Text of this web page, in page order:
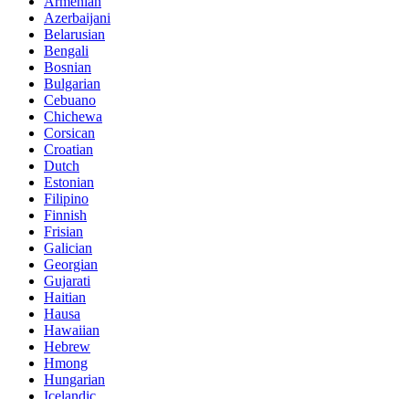
Azerbaijani
Belarusian
Bengali
Bosnian
Bulgarian
Cebuano
Chichewa
Corsican
Croatian
Dutch
Estonian
Filipino
Finnish
Frisian
Galician
Georgian
Gujarati
Haitian
Hausa
Hawaiian
Hebrew
Hmong
Hungarian